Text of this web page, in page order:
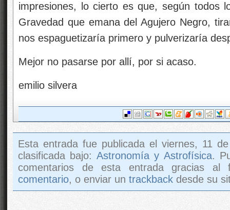
impresiones, lo cierto es que, según todos
Gravedad que emana del Agujero Negro,
nos espaguetizaría primero y pulverizaría
Mejor no pasarse por allí, por si acaso.
emilio silvera
Esta entrada fue publicada el viernes, 11
clasificada bajo: Astronomía y Astrofísica.
comentarios de esta entrada gracias
comentario, o enviar un trackback desde su